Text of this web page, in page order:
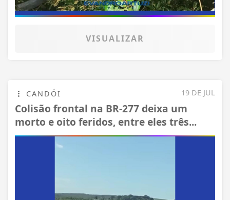
VISUALIZAR
19 DE JUL
CANDÓI
Colisão frontal na BR-277 deixa um
morto e oito feridos, entre eles três...